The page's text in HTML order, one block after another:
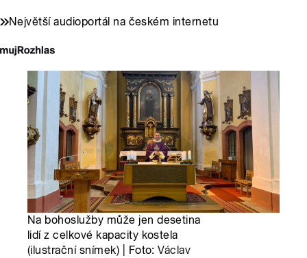
Největší audioportál na českém internetu
Na bohoslužby může jen desetina
lidí z celkové kapacity kostela
(ilustrační snímek) | Foto:Václav